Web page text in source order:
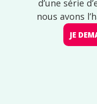
d’une série
nous avons
JE